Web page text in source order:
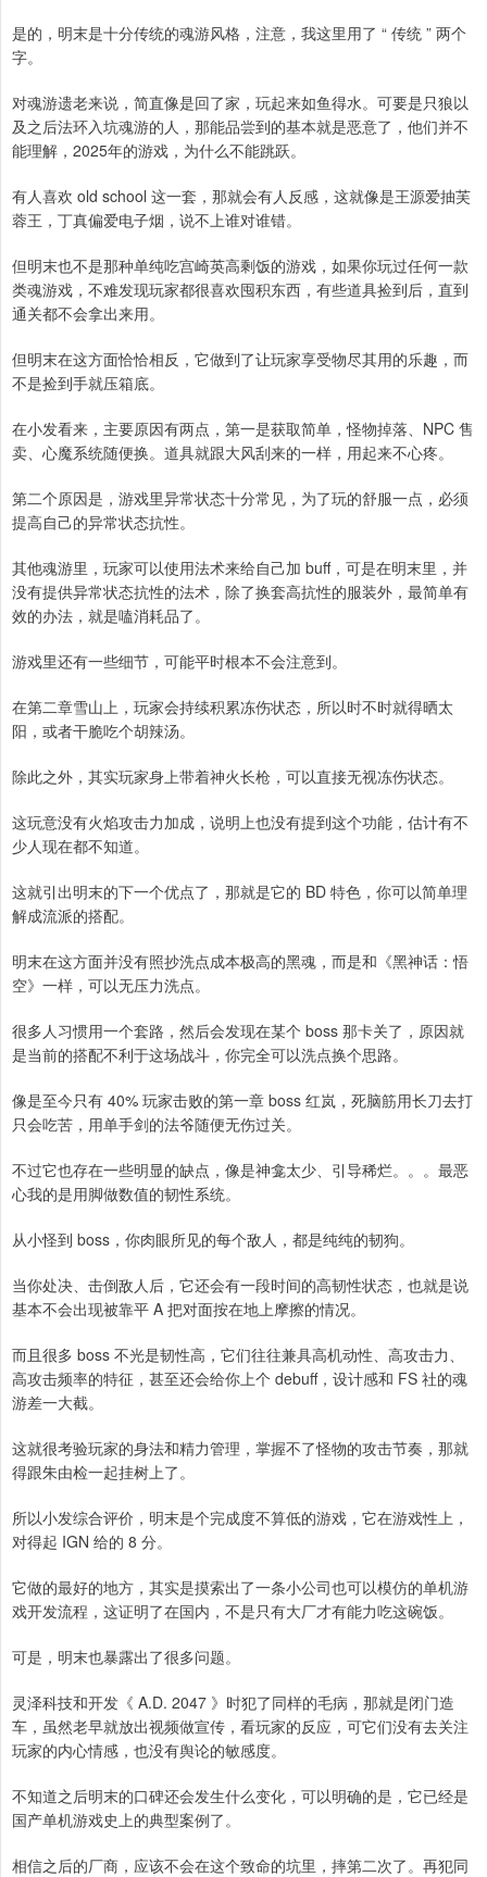
是的，明末是十分传统的魂游风格，注意，我这里用了 “ 传统 ” 两个
字。
对魂游遗老来说，简直像是回了家，玩起来如鱼得水。可要是只狼以
及之后法环入坑魂游的人，那能品尝到的基本就是恶意了，他们并不
能理解，2025年的游戏，为什么不能跳跃。
有人喜欢 old school 这一套，那就会有人反感，这就像是王源爱抽芙
蓉王，丁真偏爱电子烟，说不上谁对谁错。
但明末也不是那种单纯吃宫崎英高剩饭的游戏，如果你玩过任何一款
类魂游戏，不难发现玩家都很喜欢囤积东西，有些道具捡到后，直到
通关都不会拿出来用。
但明末在这方面恰恰相反，它做到了让玩家享受物尽其用的乐趣，而
不是捡到手就压箱底。
在小发看来，主要原因有两点，第一是获取简单，怪物掉落、NPC 售
卖、心魔系统随便换。道具就跟大风刮来的一样，用起来不心疼。
第二个原因是，游戏里异常状态十分常见，为了玩的舒服一点，必须
提高自己的异常状态抗性。
其他魂游里，玩家可以使用法术来给自己加 buff，可是在明末里，并
没有提供异常状态抗性的法术，除了换套高抗性的服装外，最简单有
效的办法，就是嗑消耗品了。
游戏里还有一些细节，可能平时根本不会注意到。
在第二章雪山上，玩家会持续积累冻伤状态，所以时不时就得晒太
阳，或者干脆吃个胡辣汤。
除此之外，其实玩家身上带着神火长枪，可以直接无视冻伤状态。
这玩意没有火焰攻击力加成，说明上也没有提到这个功能，估计有不
少人现在都不知道。
这就引出明末的下一个优点了，那就是它的 BD 特色，你可以简单理
解成流派的搭配。
明末在这方面并没有照抄洗点成本极高的黑魂，而是和《黑神话：悟
空》一样，可以无压力洗点。
很多人习惯用一个套路，然后会发现在某个 boss 那卡关了，原因就
是当前的搭配不利于这场战斗，你完全可以洗点换个思路。
像是至今只有 40% 玩家击败的第一章 boss 红岚，死脑筋用长刀去打
只会吃苦，用单手剑的法爷随便无伤过关。
不过它也存在一些明显的缺点，像是神龛太少、引导稀烂。。。最恶
心我的是用脚做数值的韧性系统。
从小怪到 boss，你肉眼所见的每个敌人，都是纯纯的韧狗。
当你处决、击倒敌人后，它还会有一段时间的高韧性状态，也就是说
基本不会出现被靠平 A 把对面按在地上摩擦的情况。
而且很多 boss 不光是韧性高，它们往往兼具高机动性、高攻击力、
高攻击频率的特征，甚至还会给你上个 debuff，设计感和 FS 社的魂
游差一大截。
这就很考验玩家的身法和精力管理，掌握不了怪物的攻击节奏，那就
得跟朱由检一起挂树上了。
所以小发综合评价，明末是个完成度不算低的游戏，它在游戏性上，
对得起 IGN 给的 8 分。
它做的最好的地方，其实是摸索出了一条小公司也可以模仿的单机游
戏开发流程，这证明了在国内，不是只有大厂才有能力吃这碗饭。
可是，明末也暴露出了很多问题。
灵泽科技和开发《 A.D. 2047 》时犯了同样的毛病，那就是闭门造
车，虽然老早就放出视频做宣传，看玩家的反应，可它们没有去关注
玩家的内心情感，也没有舆论的敏感度。
不知道之后明末的口碑还会发生什么变化，可以明确的是，它已经是
国产单机游戏史上的典型案例了。
相信之后的厂商，应该不会在这个致命的坑里，摔第二次了。再犯同